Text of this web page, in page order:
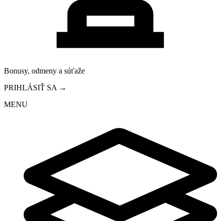
Bonusy, odmeny a súťaže
PRIHLÁSIŤ SA →
MENU